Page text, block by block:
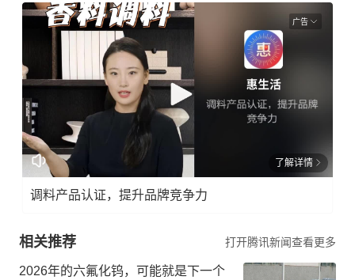
广告
了解详情
调料产品认证，提升品牌竞争力
相关推荐 打开腾讯新闻查看更多
2026年的六氟化钨，可能就是下一个